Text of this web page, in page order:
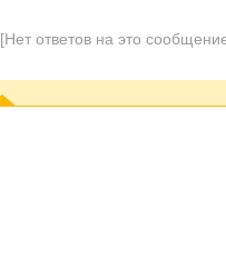
[Нет ответов на это